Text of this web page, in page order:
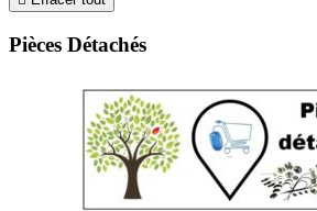
Pièces Détachés